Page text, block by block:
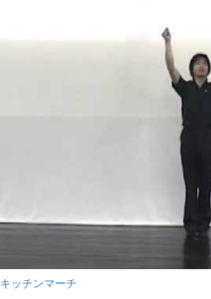
キッチンマーチ